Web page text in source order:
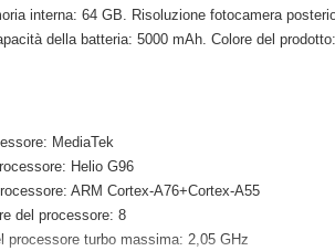
interna: 64 GB. Risoluzione fotocamera
della batteria: 5000 mAh. Colore del
MediaTek
Helio G96
ARM Cortex-A76+Cortex-A55
del processore: 8
processore turbo massima: 2,05 GHz